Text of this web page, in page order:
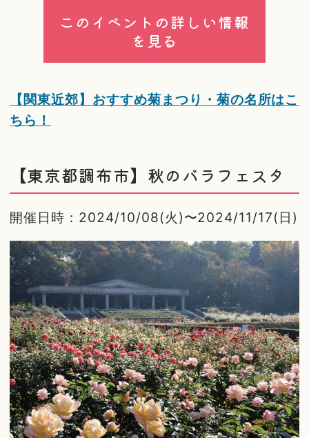
このイベントの詳しい情報
を見る
【関東近郊】おすすめ菊まつり・菊の名所はこ
ちら！
【東京都調布市】秋のバラフェスタ
開催日時：2024/10/08(火)〜2024/11/17(日)